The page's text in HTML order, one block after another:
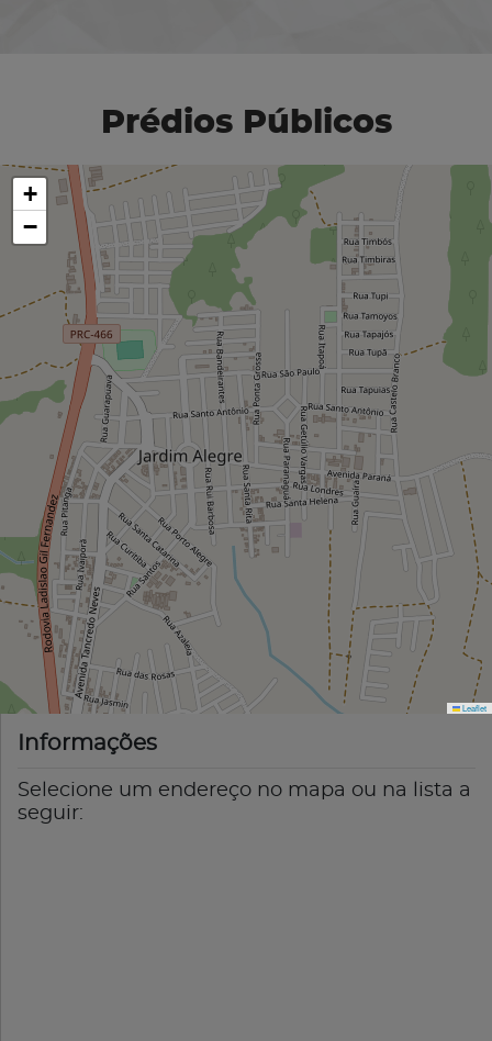
Prédios Públicos
+
−
Leaflet
Informações
Selecione um endereço no mapa ou na lista a
seguir: